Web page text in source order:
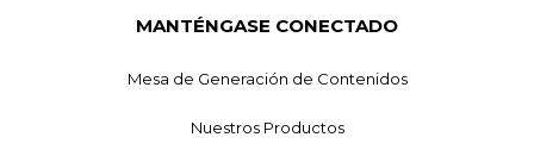
MANTÉNGASE CONECTADO
Mesa de Generación de Contenidos
Nuestros Productos